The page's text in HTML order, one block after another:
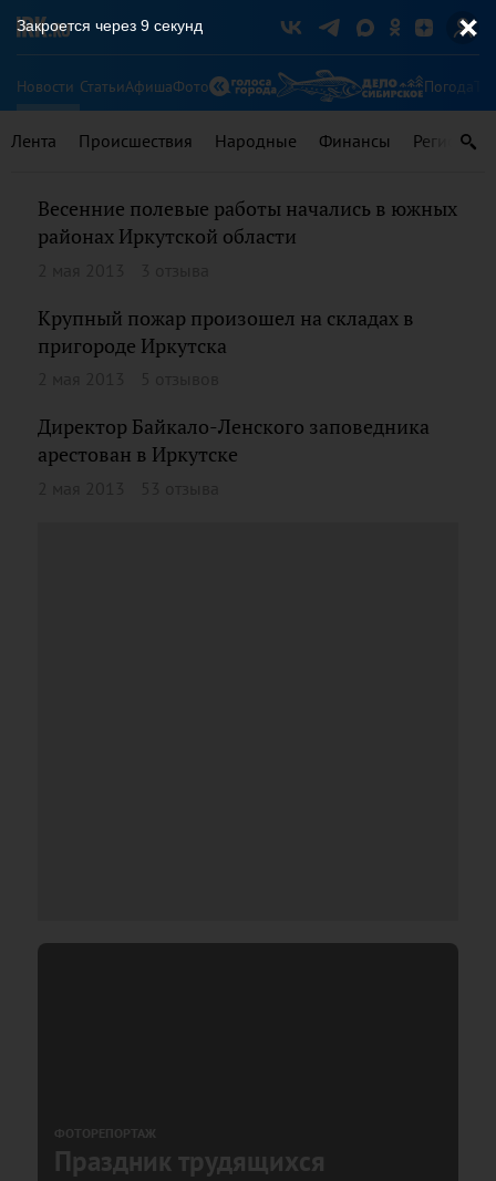
Новости СтатьиАфишаФото Погода
Лента Происшествия Народные Финансы Регионы
Весенние полевые работы начались в южных
районах Иркутской области
Крупный пожар произошел на складах в
пригороде Иркутска
Директор Байкало-Ленского заповедника
арестован в Иркутске
ФОТОРЕПОРТАЖ
Праздник трудящихся
Закроется через 9 секунд